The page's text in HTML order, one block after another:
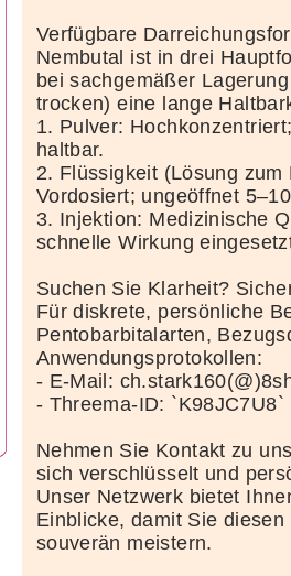
Verfügbare
Nembutal ist in drei
bei sachgemäßer
trocken) eine lange
1. Pulver:
haltbar.
2. Flüssigkeit (Lösung zum
Vordosiert; ungeöffnet
3. Injektion: Medizinische
schnelle Wirkung
Suchen Sie Klarheit?
Für diskrete, persönliche
Pentobarbitalarten,
Anwendungsprotokollen:
- E-Mail:
- Threema-ID: `K98JC7U8`
Nehmen Sie Kontakt zu
sich verschlüsselt und
Unser Netzwerk bietet
Einblicke, damit Sie
souverän meistern.